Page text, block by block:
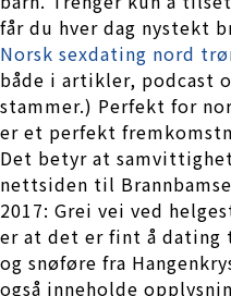
får du hver dag nystekt
Norsk sexdating nord
både i artikler, podcast
stammer.) Perfekt for
er et perfekt
Det betyr at
nettsiden til
2017: Grei vei ved
er at det er fint å dating
og snøføre fra
også inneholde